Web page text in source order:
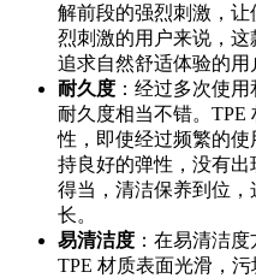
解前段的强烈刺激，
烈刺激的用户来说，
追求自然舒适体验的用
耐久度 ：经过多次使
耐久度相当不错。TPE
性，即使经过频繁的
持良好的弹性，没有
得当，清洁保养到位
长。
易清洁度 ：在易清洁
TPE 材质表面光滑，